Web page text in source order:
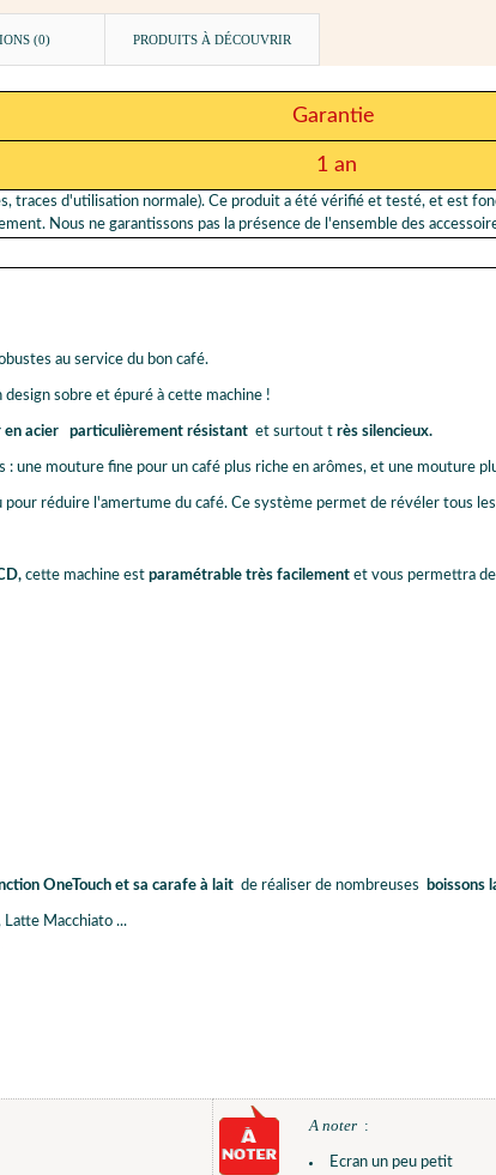
(0) PRODUITS À DÉCOUVRIR
Garantie
1 an
traces d'utilisation normale). Ce produit a été vérifié et testé, et est
Nous ne garantissons pas la présence de l'ensemble des
au service du bon café.
sobre et épuré à cette machine !
en acier particulièrement résistant et surtout t rès silencieux.
: une mouture fine pour un café plus riche en arômes, et une mouture
pour réduire l'amertume du café. Ce système permet de révéler tous
cette machine est paramétrable très facilement et vous permettra
OneTouch et sa carafe à lait de réaliser de nombreuses boissons
Latte Macchiato ...
A noter :
Ecran un peu petit